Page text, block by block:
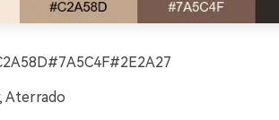
Aterrado